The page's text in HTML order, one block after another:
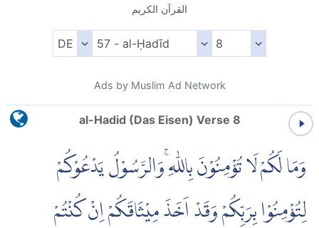
القرآن الكريم
Ads by Muslim Ad Network
al-Hadid (Das Eisen) Verse 8
وَمَا لَكُمْ لَا تُؤْمِنُوْنَ بِاللّٰهِ ۚوَالرَّسُوْلُ يَدْعُوْكُمْ
لِتُؤْمِنُوْا بِرَبِّكُمْ وَقَدْ اَخَذَ مِيْثَاقَكُمْ اِنْ كُنْتُمْ